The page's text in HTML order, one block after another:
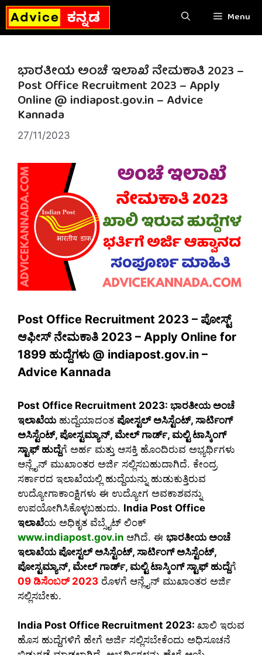
Skip
content
Menu
ಭಾರತೀಯ ಅಂಚೆ ಇಲಾಖೆ ನೇಮಕಾತಿ 2023 –
Post Office Recruitment 2023 – Apply
Online @ indiapost.gov.in – Advice
Kannada
27/11/2023
Post Office Recruitment 2023 – ಪೋಸ್ಟ್
ಆಫೀಸ್ ನೇಮಕಾತಿ 2023 – Apply Online for
1899 ಹುದ್ದೆಗಳು @ indiapost.gov.in –
Advice Kannada
Post Office Recruitment 2023: ಭಾರತೀಯ ಅಂಚೆ
ಇಲಾಖೆಯ ಹುದ್ದೆಯಾದಂತ ಪೋಸ್ಟಲ್ ಅಸಿಸ್ಟೆಂಟ್, ಸಾರ್ಟಿಂಗ್
ಅಸಿಸ್ಟೆಂಟ್, ಪೋಸ್ಟಮ್ಯಾನ್, ಮೇಲ್ ಗಾರ್ಡ್, ಮಲ್ಟಿ ಟಾಸ್ಕಿಂಗ್
ಸ್ಟಾಫ್ ಹುದ್ದೆಗೆ ಅರ್ಹ ಮತ್ತು ಆಸಕ್ತಿ ಹೊಂದಿರುವ ಅಭ್ಯರ್ಥಿಗಳು
ಆನ್ಲೈನ್ ಮುಖಾಂತರ ಅರ್ಜಿ ಸಲ್ಲಿಸಬಹುದಾಗಿದೆ. ಕೇಂದ್ರ
ಸರ್ಕಾರದ ಇಲಾಖೆಯಲ್ಲಿ ಹುದ್ದೆಯನ್ನು ಹುಡುಕುತ್ತಿರುವ
ಉದ್ಯೋಗಾಕಾಂಕ್ಷಿಗಳು ಈ ಉದ್ಯೋಗ ಅವಕಾಶವನ್ನು
ಉಪಯೋಗಿಸಿಕೊಳ್ಳಬಹುದು. India Post Office
ಇಲಾಖೆಯ ಅಧಿಕೃತ ವೆಬ್ಸೈಟ್ ಲಿಂಕ್
www.indiapost.gov.in ಆಗಿದೆ. ಈ ಭಾರತೀಯ ಅಂಚೆ
ಇಲಾಖೆಯ ಪೋಸ್ಟಲ್ ಅಸಿಸ್ಟೆಂಟ್, ಸಾರ್ಟಿಂಗ್ ಅಸಿಸ್ಟೆಂಟ್,
ಪೋಸ್ಟಮ್ಯಾನ್, ಮೇಲ್ ಗಾರ್ಡ್, ಮಲ್ಟಿ ಟಾಸ್ಕಿಂಗ್ ಸ್ಟಾಫ್ ಹುದ್ದೆಗೆ
09 ಡಿಸೆಂಬರ್ 2023 ರೊಳಗೆ ಆನ್ಲೈನ್ ಮುಖಾಂತರ ಅರ್ಜಿ
ಸಲ್ಲಿಸಬೇಕು.
India Post Office Recruitment 2023: ಖಾಲಿ ಇರುವ
ಹೊಸ ಹುದ್ದೆಗಳಿಗೆ ಹೇಗೆ ಅರ್ಜಿ ಸಲ್ಲಿಸಬೇಕೆಂದು ಅಧಿಸೂಚನೆ